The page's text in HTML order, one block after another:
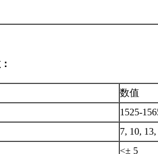
数值
1525-
7, 10,
<± 5